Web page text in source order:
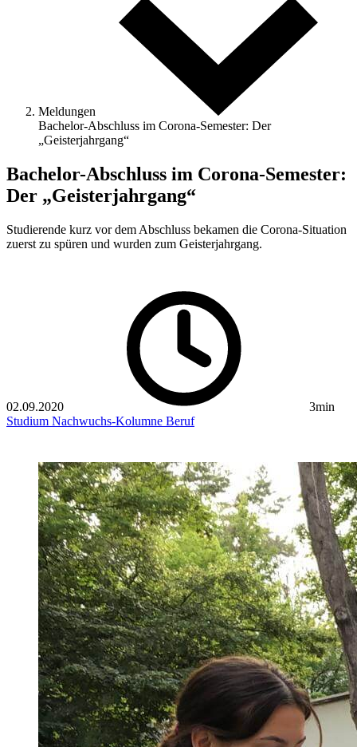
Meldungen
Bachelor-Abschluss im Corona-Semester: Der
„Geisterjahrgang“
Bachelor-Abschluss im Corona-Semester:
Der „Geisterjahrgang“
Studierende kurz vor dem Abschluss bekamen die Corona-Situation
zuerst zu spüren und wurden zum Geisterjahrgang.
02.09.2020
3min
Studium Nachwuchs-Kolumne Beruf